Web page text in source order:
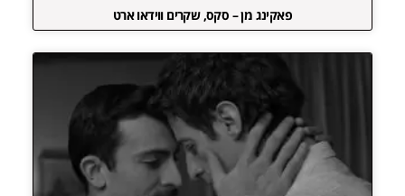
פאקינג מן – סקס, שקרים ווידאו ארט